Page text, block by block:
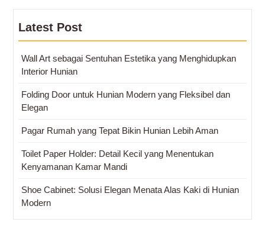
Latest Post
Wall Art sebagai Sentuhan Estetika yang Menghidupkan
Interior Hunian
Folding Door untuk Hunian Modern yang Fleksibel dan
Elegan
Pagar Rumah yang Tepat Bikin Hunian Lebih Aman
Toilet Paper Holder: Detail Kecil yang Menentukan
Kenyamanan Kamar Mandi
Shoe Cabinet: Solusi Elegan Menata Alas Kaki di Hunian
Modern